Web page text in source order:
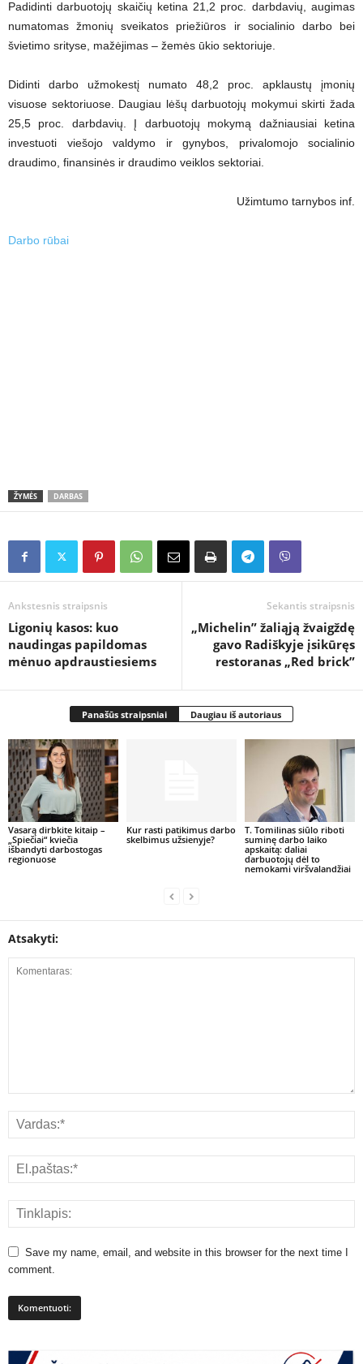
Padidinti darbuotojų skaičių ketina 21,2 proc. darbdavių, augimas
numatomas žmonių sveikatos priežiūros ir socialinio darbo bei
švietimo srityse, mažėjimas – žemės ūkio sektoriuje.
Didinti darbo užmokestį numato 48,2 proc. apklaustų įmonių
visuose sektoriuose. Daugiau lėšų darbuotojų mokymui skirti žada
25,5 proc. darbdavių. Į darbuotojų mokymą dažniausiai ketina
investuoti viešojo valdymo ir gynybos, privalomojo socialinio
draudimo, finansinės ir draudimo veiklos sektoriai.
Užimtumo tarnybos inf.
Darbo rūbai
ŽYMĖS DARBAS
Ankstesnis straipsnis
Ligonių kasos: kuo
naudingas papildomas
mėnuo apdraustiesiems
Sekantis straipsnis
„Michelin” žaliąją žvaigždę
gavo Radiškyje įsikūręs
restoranas „Red brick”
Panašūs straipsniai Daugiau iš autoriaus
Vasarą dirbkite kitaip –
„Spiečiai“ kviečia
išbandyti darbostogas
regionuose
Kur rasti patikimus darbo
skelbimus užsienyje?
T. Tomilinas siūlo riboti
suminę darbo laiko
apskaitą: daliai
darbuotojų dėl to
nemokami viršvalandžiai
Atsakyti:
Save my name, email, and website in this browser for the next time I
comment.